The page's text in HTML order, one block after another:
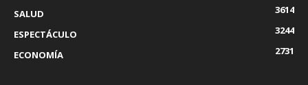
SALUD
3614
ESPECTÁCULO
3244
ECONOMÍA
2731